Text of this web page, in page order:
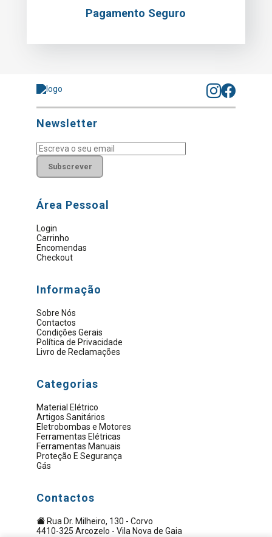
Pagamento Seguro
Newsletter
Subscrever
Área Pessoal
Login
Carrinho
Encomendas
Checkout
Informação
Sobre Nós
Contactos
Condições Gerais
Política de Privacidade
Livro de Reclamações
Categorias
Material Elétrico
Artigos Sanitários
Eletrobombas e Motores
Ferramentas Elétricas
Ferramentas Manuais
Proteção E Segurança
Gás
Contactos
Rua Dr. Milheiro, 130 - Corvo
4410-325 Arcozelo - Vila Nova de Gaia